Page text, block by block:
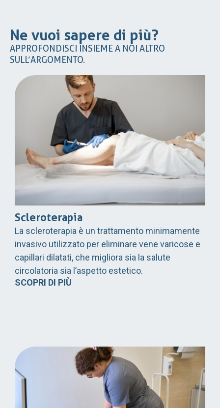
Ne vuoi sapere di più?
APPROFONDISCI INSIEME A NOI ALTRO
SULL’ARGOMENTO.
Scleroterapia
La scleroterapia è un trattamento minimamente
invasivo utilizzato per eliminare vene varicose e
capillari dilatati, che migliora sia la salute
circolatoria sia l’aspetto estetico.
SCOPRI DI PIÙ